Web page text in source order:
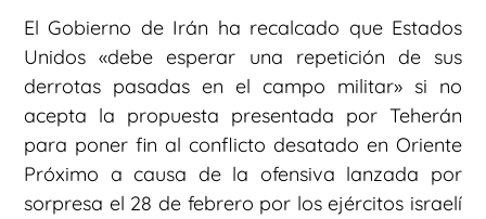
El Gobierno de Irán ha recalcado que Estados
Unidos «debe esperar una repetición de sus
derrotas pasadas en el campo militar» si no
acepta la propuesta presentada por Teherán
para poner fin al conflicto desatado en Oriente
Próximo a causa de la ofensiva lanzada por
sorpresa el 28 de febrero por los ejércitos israelí